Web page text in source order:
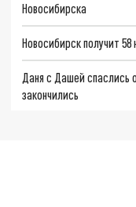
Новосибирска
Новосибирск получит
Даня с Дашей спаслись
закончились